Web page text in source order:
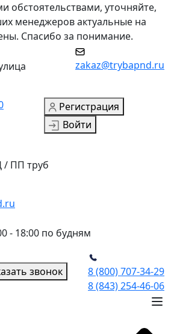
обстоятельствами, уточняйте,
менеджеров актуальные на
Спасибо за понимание.
zakaz@trybapnd.ru
Регистрация
Войти
ПП труб
- 18:00 по будням
звонок
8 (800) 707-34-29
8 (843) 254-46-06